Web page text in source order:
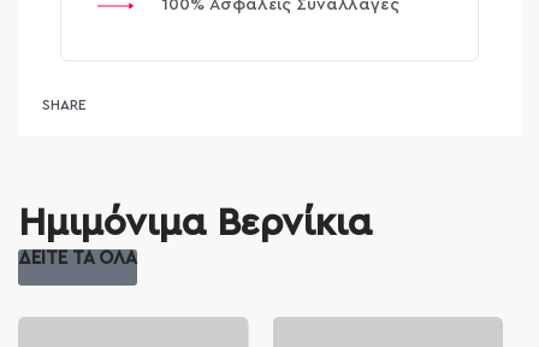
100% Ασφαλείς Συναλλαγές
SHARE
Ημιμόνιμα Βερνίκια
ΔΕΙΤΕ ΤΑ ΟΛΑ